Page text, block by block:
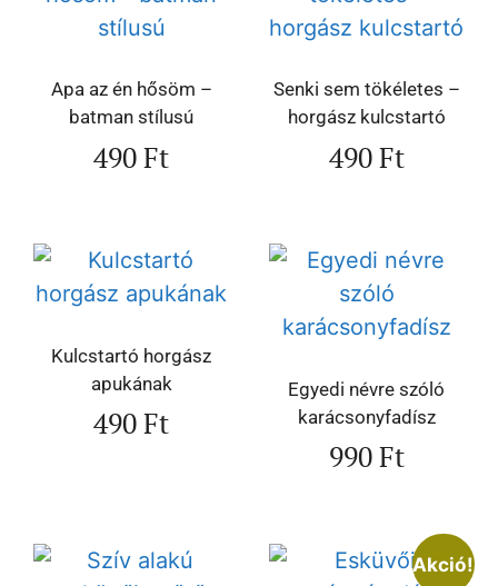
Apa az én hősöm –
batman stílusú
490Ft
Senki sem tökéletes –
horgász kulcstartó
490Ft
Kulcstartó horgász
apukának
490Ft
Egyedi névre szóló
karácsonyfadísz
990Ft
Akció!